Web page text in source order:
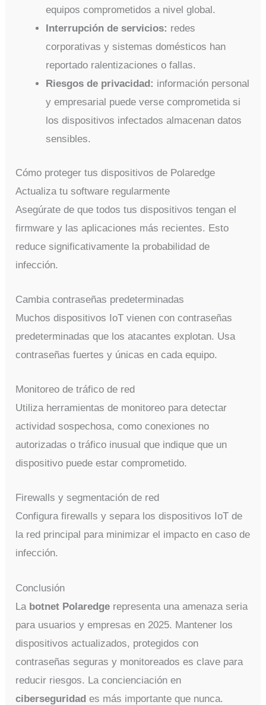
equipos comprometidos a nivel global.
Interrupción de servicios: redes
corporativas y sistemas domésticos han
reportado ralentizaciones o fallas.
Riesgos de privacidad: información personal
y empresarial puede verse comprometida si
los dispositivos infectados almacenan datos
sensibles.
Cómo proteger tus dispositivos de Polaredge
Actualiza tu software regularmente
Asegúrate de que todos tus dispositivos tengan el
firmware y las aplicaciones más recientes. Esto
reduce significativamente la probabilidad de
infección.
Cambia contraseñas predeterminadas
Muchos dispositivos IoT vienen con contraseñas
predeterminadas que los atacantes explotan. Usa
contraseñas fuertes y únicas en cada equipo.
Monitoreo de tráfico de red
Utiliza herramientas de monitoreo para detectar
actividad sospechosa, como conexiones no
autorizadas o tráfico inusual que indique que un
dispositivo puede estar comprometido.
Firewalls y segmentación de red
Configura firewalls y separa los dispositivos IoT de
la red principal para minimizar el impacto en caso de
infección.
Conclusión
La botnet Polaredge representa una amenaza seria
para usuarios y empresas en 2025. Mantener los
dispositivos actualizados, protegidos con
contraseñas seguras y monitoreados es clave para
reducir riesgos. La concienciación en
ciberseguridad es más importante que nunca.